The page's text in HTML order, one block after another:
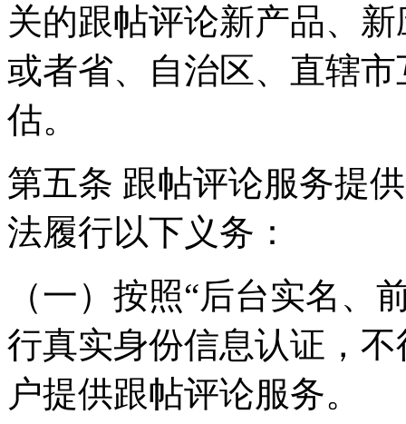
关的跟帖评论新产品、
或者省、自治区、直辖
估。
第五条 跟帖评论服务提
法履行以下义务：
（一）按照“后台实名、
行真实身份信息认证，
户提供跟帖评论服务。